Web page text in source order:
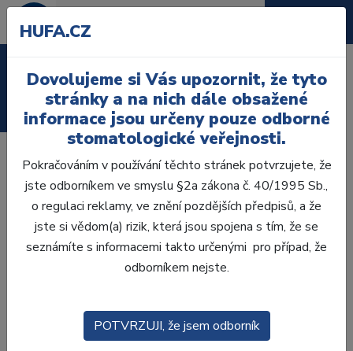
Ordinace
Prozkoumejte jedinečné a kompletní
řešení péče po extrakci
Ve společnosti Septodont vyvinuli kompletní sortiment,
který pokrývá všechny kroky po extrakci zubů: od zvládnutí
krvácení až po nekomplikované hojení ran včetně kostních
štěpů, což zajišťuje nejlepší možné výsledky pro Vaše
1. Zvládání krvácení
HUFA.CZ
Dovolujeme si Vás upozornit, že tyto
stránky a na nich dále obsažené
informace jsou určeny pouze odborné
stomatologické veřejnosti.
Pokračováním v používání těchto stránek potvrzujete, že
jste odborníkem ve smyslu §2a zákona č. 40/1995 Sb.,
o regulaci reklamy, ve znění pozdějších předpisů, a že
jste si vědom(a) rizik, která jsou spojena s tím, že se
seznámíte s informacemi takto určenými pro případ, že
odborníkem nejste.
POTVRZUJI, že jsem odborník